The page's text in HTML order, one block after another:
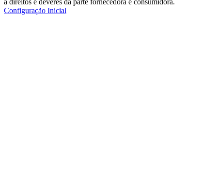
Configuração Inicial